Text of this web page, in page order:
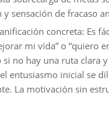
sensación de fracaso
concreta: Es
mi vida” o “quiero
si no hay una ruta clara
entusiasmo inicial se
La motivación sin